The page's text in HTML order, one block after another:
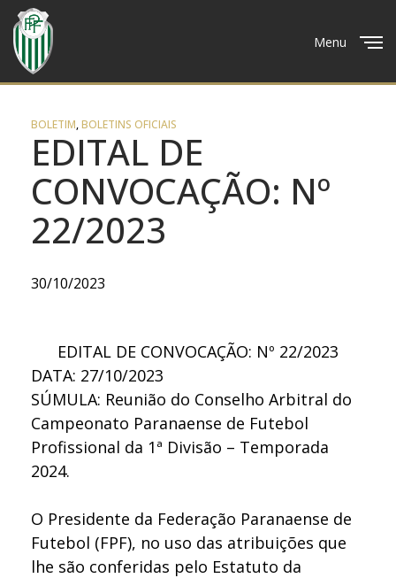
Menu
BOLETIM,BOLETINS OFICIAIS
EDITAL DE
CONVOCAÇÃO: Nº
22/2023
30/10/2023
EDITAL DE CONVOCAÇÃO: Nº 22/2023
DATA: 27/10/2023
SÚMULA: Reunião do Conselho Arbitral do
Campeonato Paranaense de Futebol
Profissional da 1ª Divisão – Temporada
2024.
O Presidente da Federação Paranaense de
Futebol (FPF), no uso das atribuições que
lhe são conferidas pelo Estatuto da